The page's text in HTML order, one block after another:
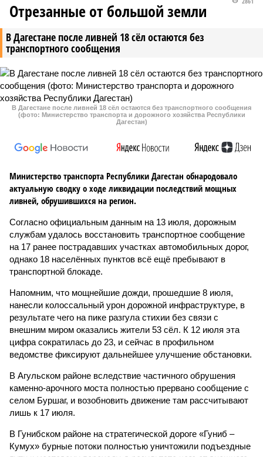
В Дагестане после ливней 18 сёл остаются без
транспортного сообщения
Отрезанные от большой земли
В Дагестане после ливней 18 сёл остаются без транспортного сообщения
(фото: Министерство транспорта и дорожного хозяйства Республики
Дагестан)
Министерство транспорта Республики Дагестан обнародовало
актуальную сводку о ходе ликвидации последствий мощных
ливней, обрушившихся на регион.
Согласно официальным данным на 13 июля, дорожным
службам удалось восстановить транспортное сообщение
на 17 ранее пострадавших участках автомобильных дорог,
однако 18 населённых пунктов всё ещё пребывают в
транспортной блокаде.
Напомним, что мощнейшие дожди, прошедшие 8 июля,
нанесли колоссальный урон дорожной инфраструктуре, в
результате чего на пике разгула стихии без связи с
внешним миром оказались жители 53 сёл. К 12 июля эта
цифра сократилась до 23, и сейчас в профильном
ведомстве фиксируют дальнейшее улучшение обстановки.
В Агульском районе вследствие частичного обрушения
каменно-арочного моста полностью прервано сообщение с
селом Буршаг, и возобновить движение там рассчитывают
лишь к 17 июля.
В Гунибском районе на стратегической дороге «Гуниб –
Кумух» бурные потоки полностью уничтожили подъездные